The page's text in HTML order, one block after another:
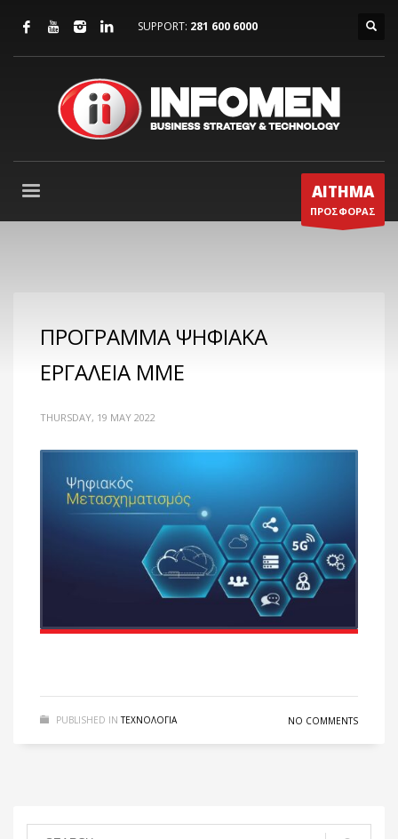
SUPPORT: 281 600 6000
ΑΙΤΗΜΑ
ΠΡΟΣΦΟΡΑΣ
ΠΡΟΓΡΑΜΜΑ ΨΗΦΙΑΚΑ
ΕΡΓΑΛΕΙΑ ΜΜΕ
THURSDAY, 19 MAY 2022
PUBLISHED IN ΤΕΧΝΟΛΟΓΙΑ NO COMMENTS